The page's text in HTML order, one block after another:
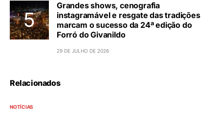
Grandes shows, cenografia
instagramável e resgate das tradições
marcam o sucesso da 24ª edição do
Forró do Givanildo
29 DE JULHO DE 2026
Relacionados
NOTÍCIAS